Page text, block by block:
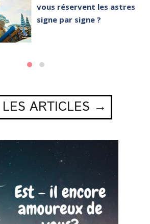
vous réservent les astres
signe par signe ?
ARTICLES →